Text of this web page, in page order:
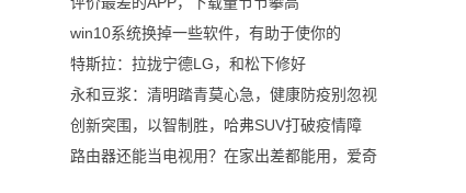
win10系统换掉一些软件，有助于使你的
特斯拉：拉拢宁德LG，和松下修好
永和豆浆：清明踏青莫心急，健康防疫别忽视
创新突围，以智制胜，哈弗SUV打破疫情障
路由器还能当电视用？在家出差都能用，爱奇